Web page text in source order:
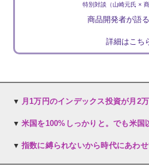
特別対談（山崎元氏 × 商
商品開発者が語
詳細はこち
月1万円のインデックス投資が月2
米国を100%しっかりと。でも米国
指数に縛られないから時代にあわ